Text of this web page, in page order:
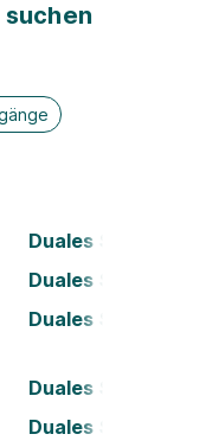
suchen
Duales Studium
Duales Studium
Duales Studium
Duales Studium
Duales Studium